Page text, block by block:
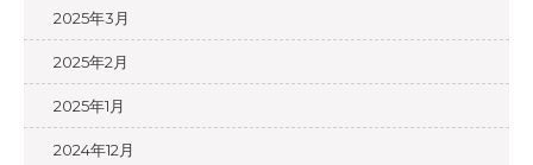
2025年3月
2025年2月
2025年1月
2024年12月